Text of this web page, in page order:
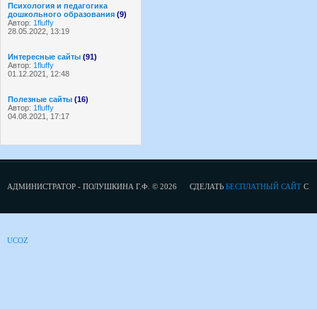
Психология и педагогика
дошкольного образования (9)
Автор: 1fluffy
28.05.2022, 13:19
Интересные сайты (91)
Автор: 1fluffy
01.12.2021, 12:48
Полезные сайты (16)
Автор: 1fluffy
04.08.2021, 17:17
АДМИНИСТРАТОР - ПОЛУШКИНА Г.Ф. © 2026 СДЕЛАТЬ БЕСПЛАТНЫЙ САЙТ С
UCOZ